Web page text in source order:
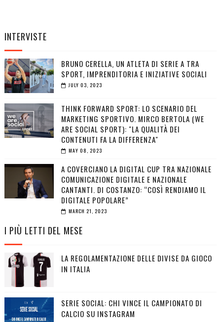
INTERVISTE
BRUNO CERELLA, UN ATLETA DI SERIE A TRA
SPORT, IMPRENDITORIA E INIZIATIVE SOCIALI
JULY 03, 2023
THINK FORWARD SPORT: LO SCENARIO DEL
MARKETING SPORTIVO. MIRCO BERTOLA (WE
ARE SOCIAL SPORT): "LA QUALITÀ DEI
CONTENUTI FA LA DIFFERENZA"
MAY 08, 2023
A COVERCIANO LA DIGITAL CUP TRA NAZIONALE
COMUNICAZIONE DIGITALE E NAZIONALE
CANTANTI. DI COSTANZO: “COSÌ RENDIAMO IL
DIGITALE POPOLARE”
MARCH 21, 2023
I PIÙ LETTI DEL MESE
LA REGOLAMENTAZIONE DELLE DIVISE DA GIOCO
IN ITALIA
SERIE SOCIAL: CHI VINCE IL CAMPIONATO DI
CALCIO SU INSTAGRAM